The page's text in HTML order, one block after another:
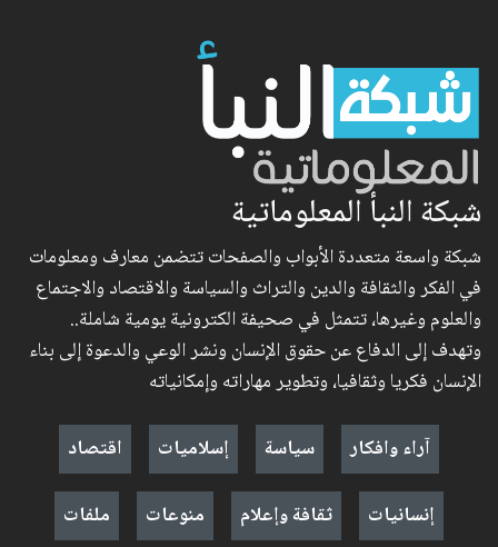
شبكة النبأ المعلوماتية
شبكة واسعة متعددة الأبواب والصفحات تتضمن معارف ومعلومات
في الفكر والثقافة والدين والتراث والسياسة والاقتصاد والاجتماع
والعلوم وغيرها، تتمثل في صحيفة الكترونية يومية شاملة..
وتهدف إلى الدفاع عن حقوق الإنسان ونشر الوعي والدعوة إلى بناء
الإنسان فكريا وثقافيا، وتطوير مهاراته وإمكانياته
آراء وافكار
سياسة إسلاميات
اقتصاد
إنسانيات
ثقافة وإعلام منوعات ملفات